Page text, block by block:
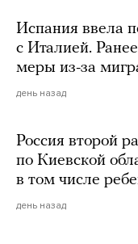
Испания ввела
с Италией.
меры из-за
день назад
Россия второй
по Киевской
в том числе
день назад